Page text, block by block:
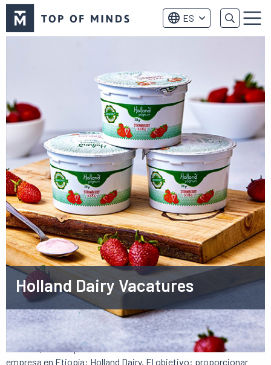
de
Top
ES Menú
Holland Dairy Vacatures
¿Por qué trabajar en Holland Dairy?
En 2009, dos empresarios holandeses fundaron una nueva
empresa en Etiopía: Holland Dairy. El objetivo: proporcionar